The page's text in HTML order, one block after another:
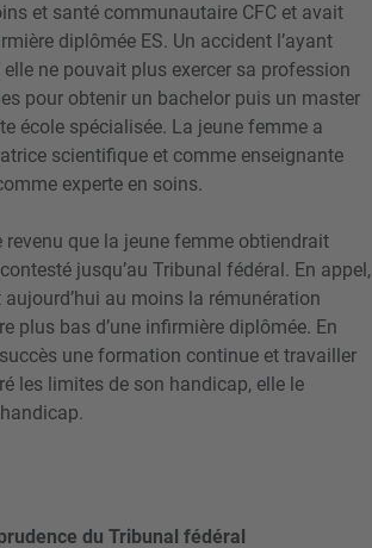
et santé communautaire CFC et avait
diplômée ES. Un accident l’ayant
ne pouvait plus exercer sa profession
pour obtenir un bachelor puis un master
école spécialisée. La jeune femme a
scientifique et comme enseignante
experte en soins.
revenu que la jeune femme obtiendrait
jusqu’au Tribunal fédéral. En appel,
au moins la rémunération
plus bas d’une infirmière diplômée. En
une formation continue et travailler
les limites de son handicap, elle le
du Tribunal fédéral